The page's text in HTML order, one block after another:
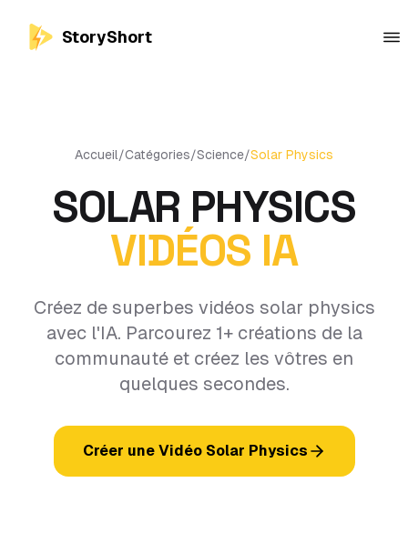
StoryShort
Accueil/Catégories/Science/Solar Physics
SOLAR PHYSICS
VIDÉOS IA
Créez de superbes vidéos solar physics
avec l'IA. Parcourez 1+ créations de la
communauté et créez les vôtres en
quelques secondes.
Créer une Vidéo Solar Physics